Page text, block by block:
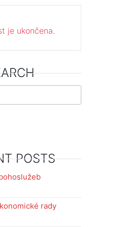
je ukončena.
POSTS
rady